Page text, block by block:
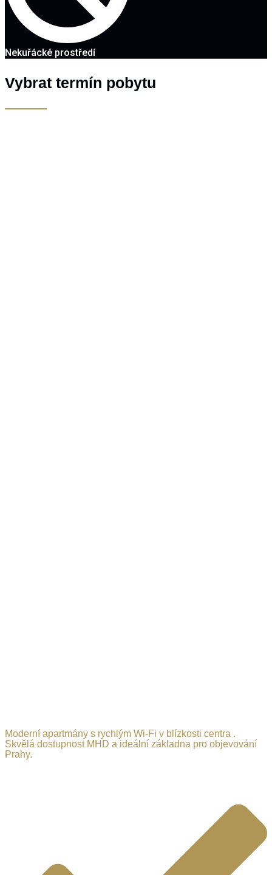
Nekuřácké prostředí
Vybrat termín pobytu
Moderní apartmány s rychlým Wi-Fi v blízkosti centra .
Skvělá dostupnost MHD a ideální základna pro objevování
Prahy.